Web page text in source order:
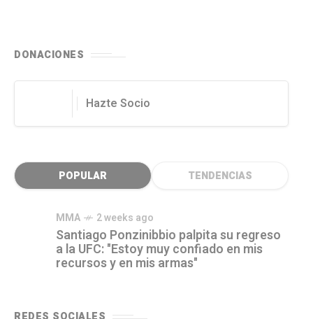
DONACIONES
Hazte Socio
POPULAR TENDENCIAS
MMA 2 weeks ago
Santiago Ponzinibbio palpita su regreso
a la UFC: "Estoy muy confiado en mis
recursos y en mis armas"